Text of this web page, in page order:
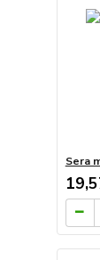
Sera